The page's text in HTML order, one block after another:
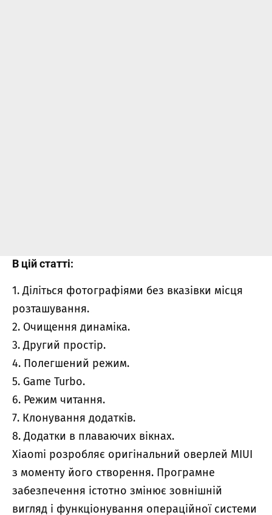
В цій статті:
1. Діліться фотографіями без вказівки місця
розташування.
2. Очищення динаміка.
3. Другий простір.
4. Полегшений режим.
5. Game Turbo.
6. Режим читання.
7. Клонування додатків.
8. Додатки в плаваючих вікнах.
Xiaomi розробляє оригінальний оверлей MIUI
з моменту його створення. Програмне
забезпечення істотно змінює зовнішній
вигляд і функціонування операційної системи